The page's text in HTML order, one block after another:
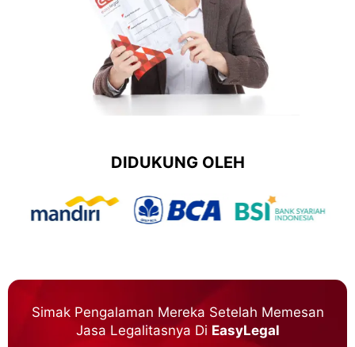
DIDUKUNG OLEH
Simak Pengalaman Mereka Setelah Memesan
Jasa Legalitasnya Di EasyLegal